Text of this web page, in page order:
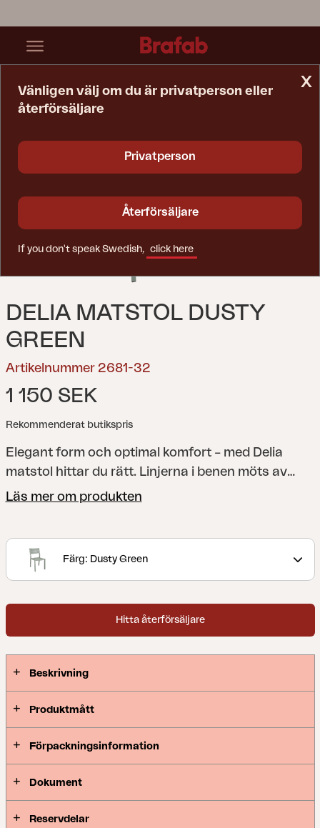
DELIA MATSTOL DUSTY
GREEN
Artikelnummer 2681-32
1 150 SEK
Rekommenderat butikspris
Elegant form och optimal komfort – med Delia
matstol hittar du rätt. Linjerna i benen möts av
välvda ribbor i sittdelen och ryggen för extra
modern och stilren kollektion med självklara linjer
som accentueras av kurvade former för att
när den är som bäst.
Läs mer om produkten
Färg: Dusty Green
Hitta återförsäljare
Beskrivning
Produktmått
Förpackningsinformation
Dokument
Reservdelar
x
Vänligen välj om du är privatperson eller
återförsäljare
Privatperson
Återförsäljare
If you don't speak Swedish, click here